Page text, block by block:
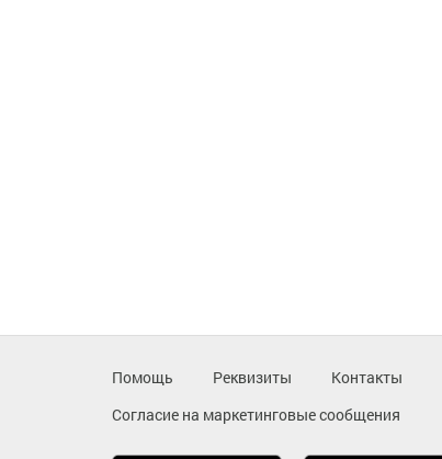
Помощь Реквизиты Контакты
Согласие на маркетинговые сообщения